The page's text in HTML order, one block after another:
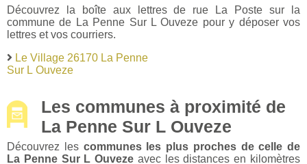
Découvrez la boîte aux lettres de rue La Poste sur la
commune de La Penne Sur L Ouveze pour y déposer vos
lettres et vos courriers.
Le Village 26170 La Penne
Sur L Ouveze
Les communes à proximité de
La Penne Sur L Ouveze
Découvrez les communes les plus proches de celle de
La Penne Sur L Ouveze avec les distances en kilomètres